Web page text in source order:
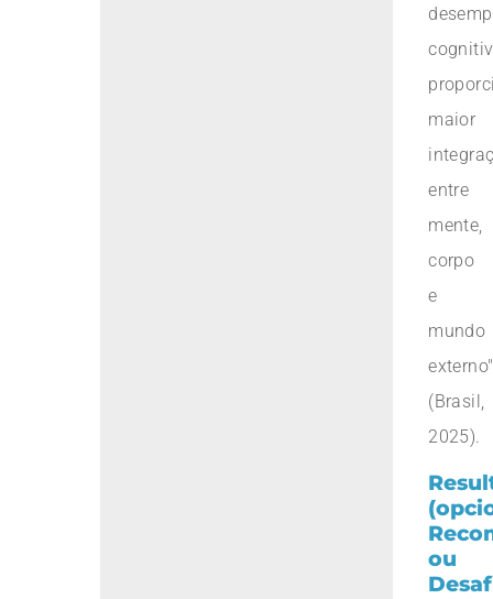
maior
entre
mente,
corpo
e
mundo
externo"
(Brasil,
2025).
ou